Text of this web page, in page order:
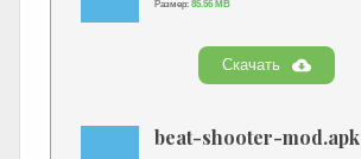
Размер: 85.56 MB
Скачать
beat-shooter-mod.apk